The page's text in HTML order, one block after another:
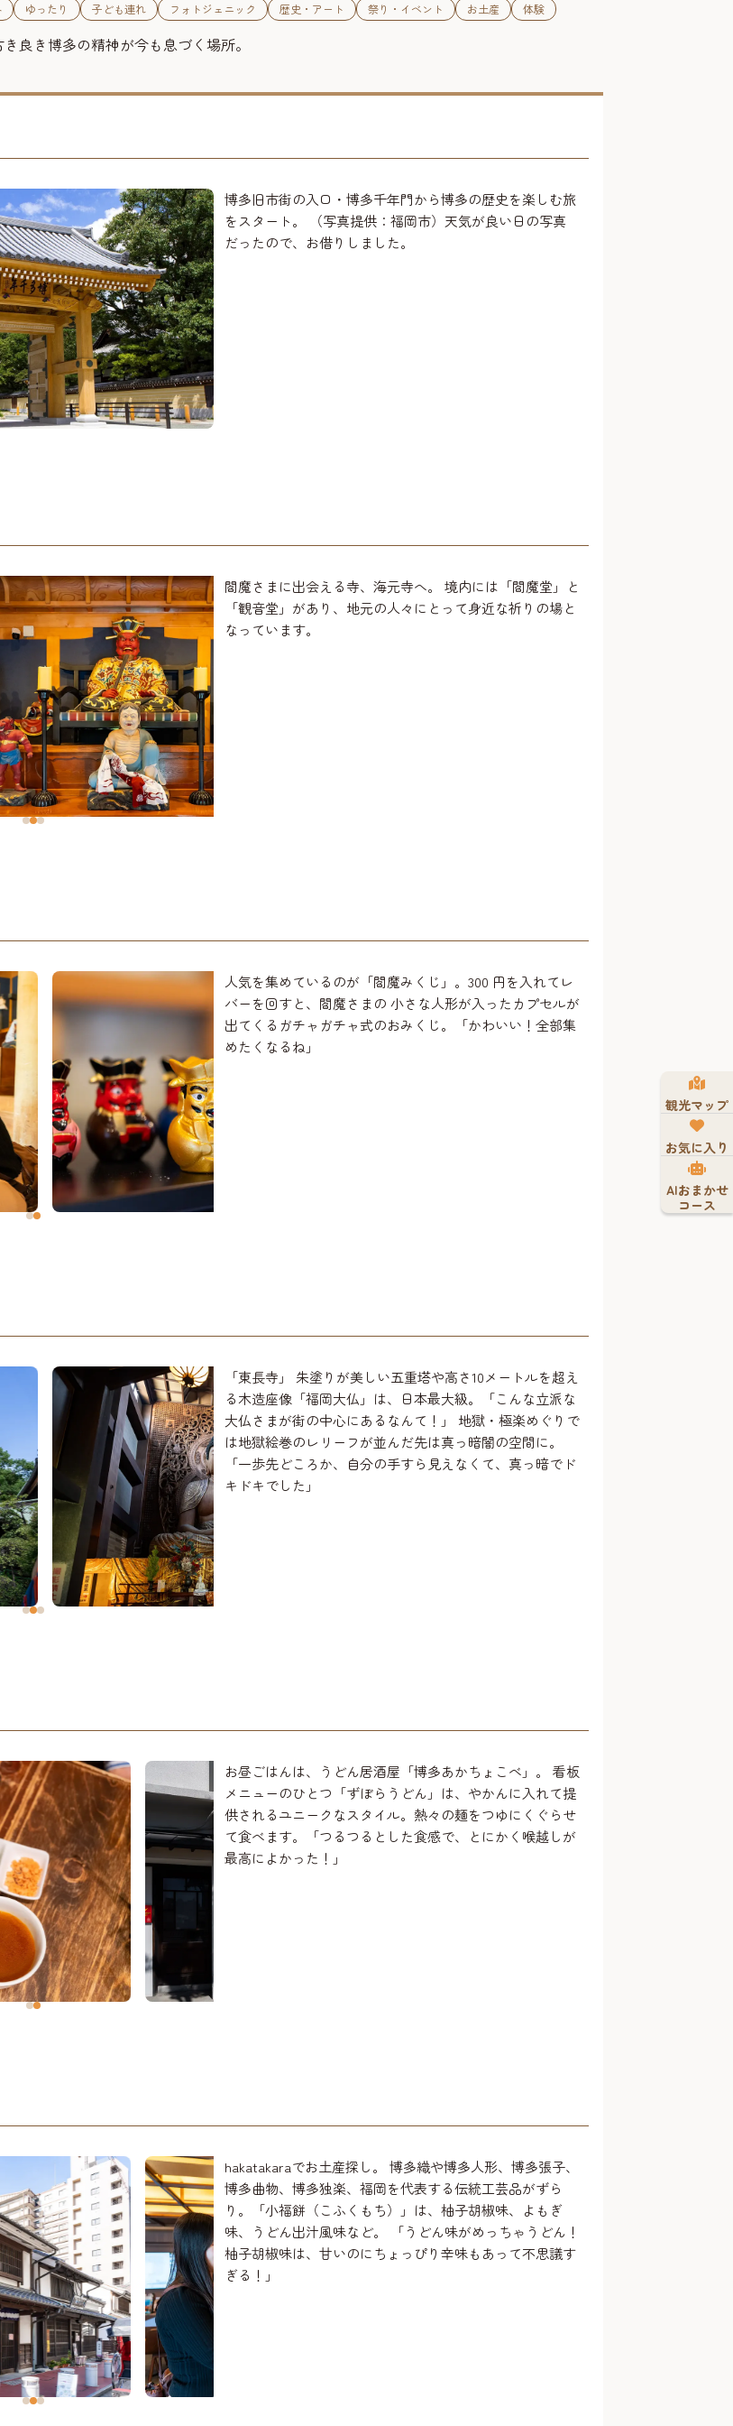
ゆったり 子ども連れ フォトジェニック 歴史・アート 祭り・イベント お土産 体験
良き博多の精神が今も息づく場所。
博多旧市街の入口・博多千年門から博多の歴史を楽しむ旅
をスタート。 （写真提供：福岡市）天気が良い日の写真
だったので、お借りしました。
閻魔さまに出会える寺、海元寺へ。 境内には「閻魔堂」と
「観音堂」があり、地元の人々にとって身近な祈りの場と
なっています。
人気を集めているのが「閻魔みくじ」。300 円を入れてレ
バーを回すと、閻魔さまの 小さな人形が入ったカプセルが
出てくるガチャガチャ式のおみくじ。「かわいい！全部集
めたくなるね」
「東長寺」 朱塗りが美しい五重塔や高さ10メートルを超え
る木造座像「福岡大仏」は、日本最大級。「こんな立派な
大仏さまが街の中心にあるなんて！」 地獄・極楽めぐりで
は地獄絵巻のレリーフが並んだ先は真っ暗闇の空間に。
「一歩先どころか、自分の手すら見えなくて、真っ暗でド
キドキでした」
お昼ごはんは、うどん居酒屋「博多あかちょこべ」。 看板
メニューのひとつ「ずぼらうどん」は、やかんに入れて提
供されるユニークなスタイル。熱々の麺をつゆにくぐらせ
て食べます。「つるつるとした食感で、とにかく喉越しが
最高によかった！」
hakatakaraでお土産探し。 博多織や博多人形、博多張子、
博多曲物、博多独楽、福岡を代表する伝統工芸品がずら
り。「小福餅（こふくもち）」は、柚子胡椒味、よもぎ
味、うどん出汁風味など。 「うどん味がめっちゃうどん！
柚子胡椒味は、甘いのにちょっぴり辛味もあって不思議す
ぎる！」
観光マップ
お気に入り
AIおまかせ
コース